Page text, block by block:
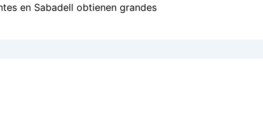
en Sabadell obtienen grandes